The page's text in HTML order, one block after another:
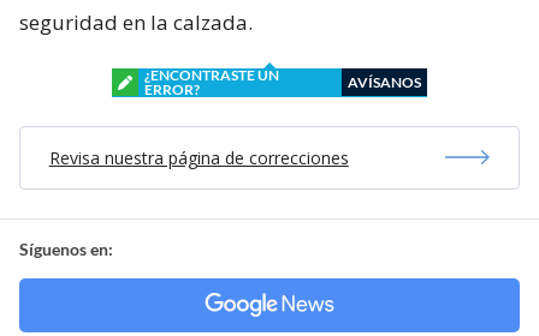
seguridad en la calzada.
¿ENCONTRASTE UN
ERROR?
AVÍSANOS
Revisa nuestra página de correcciones
Síguenos en: